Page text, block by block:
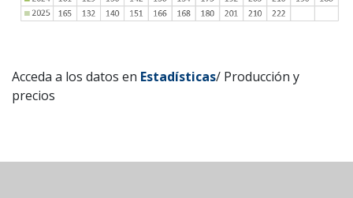
Acceda a los datos en Estadísticas/ Producción y
precios